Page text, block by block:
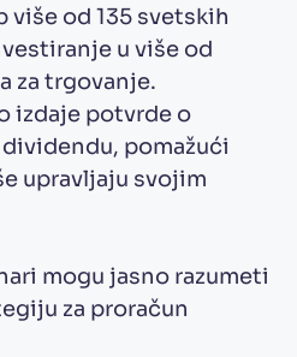
od 135 svetskih
u više od
za trgovanje.
izdaje potvrde o
pomažući
upravljaju svojim
mogu jasno razumeti
za proračun